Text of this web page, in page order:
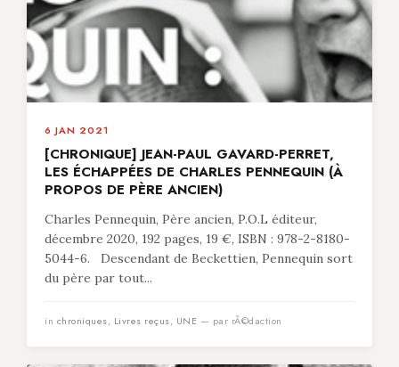
6 JAN 2021
[CHRONIQUE] JEAN-PAUL GAVARD-PERRET,
LES ÉCHAPPÉES DE CHARLES PENNEQUIN (À
PROPOS DE PÈRE ANCIEN)
Charles Pennequin, Père ancien, P.O.L éditeur,
décembre 2020, 192 pages, 19 €, ISBN : 978-2-8180-
5044-6. Descendant de Beckettien, Pennequin sort
du père par tout...
in chroniques, Livres reçus, UNE — par rÃ©daction